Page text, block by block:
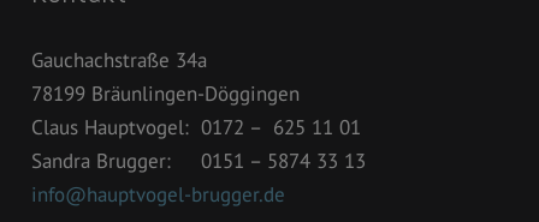
Gauchachstraße 34a
78199 Bräunlingen-Döggingen
Claus Hauptvogel: 0172 – 625 11 01
Sandra Brugger: 0151 – 5874 33 13
info@hauptvogel-brugger.de